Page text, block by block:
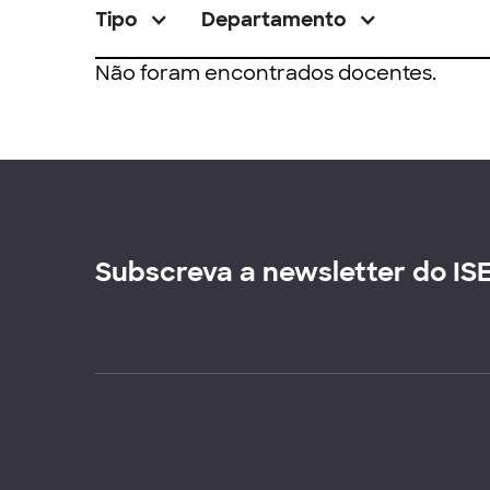
Tipo Departamento
Não foram encontrados docentes.
Subscreva a newsletter do